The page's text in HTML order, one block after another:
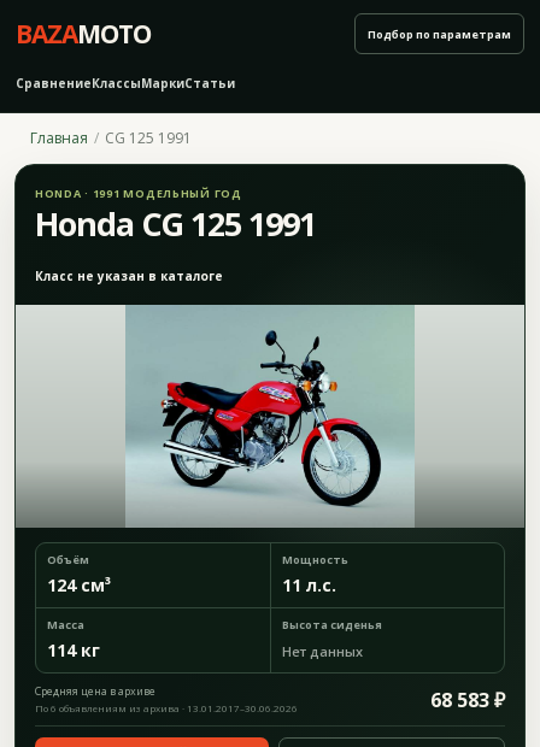
BAZAMOTO
СравнениеКлассыМаркиСтатьи
Подбор по параметрам
Главная CG 125 1991
HONDA · 1991 МОДЕЛЬНЫЙ ГОД
Honda CG 125 1991
Класс не указан в каталоге
Объём
124 см³
Мощность
11 л.с.
Масса
114 кг
Высота сиденья
Нет данных
Средняя цена в архиве 68 583 ₽
По 6 объявлениям из архива · 13.01.2017–30.06.2026